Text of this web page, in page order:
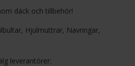
däck och tillbehör!
Hjulmuttrar, Navringar,
leverantörer: